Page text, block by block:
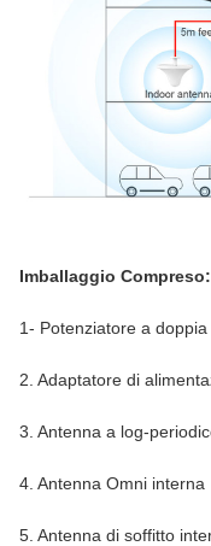
Imballaggio Compreso:
1- Potenziatore a doppia
2. Adaptatore di
3. Antenna a log-
4. Antenna Omni interna
5. Antenna di soffitto